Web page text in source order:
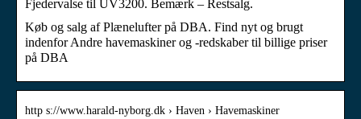
Fjedervalse til UV3200. Bemærk – Restsalg.
Køb og salg af Plænelufter på DBA. Find nyt og brugt
indenfor Andre havemaskiner og -redskaber til billige priser
på DBA
http s://www.harald-nyborg.dk › Haven › Havemaskiner